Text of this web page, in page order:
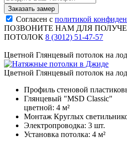
Согласен с политикой
ПОЗВОНИТЕ НАМ ДЛЯ
ПОТОЛОК 8 (3012) 51-47-57
Цветной Глянцевый потолок на
Цветной Глянцевый потолок на
Профиль стеновой
Глянцевый "MSD Classic"
цветной: 4 м²
Монтаж Круглых
Электропроводка: 3 шт.
Установка потолка: 4 м²